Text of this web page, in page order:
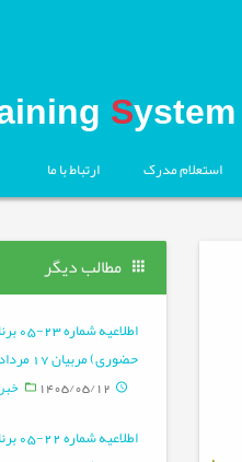
System
استعلام مدرک ارتباط با ما
مطالب دیگر
حضوری) مربیان 17 مرداد ماه سال 1405
1405/05/12 خبر